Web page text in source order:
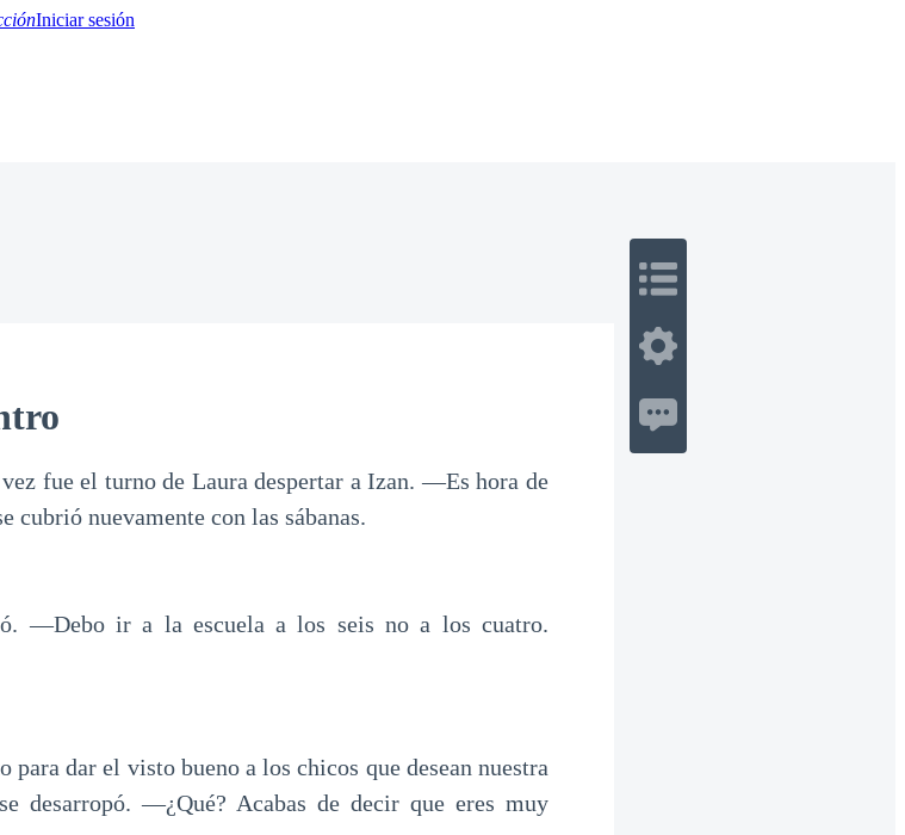
Iniciar sesión
fue el turno de Laura despertar a Izan. ―Es hora de
nuevamente con las sábanas.
―Debo ir a la escuela a los seis no a los cuatro.
dar el visto bueno a los chicos que desean nuestra
desarropó. ―¿Qué? Acabas de decir que eres muy